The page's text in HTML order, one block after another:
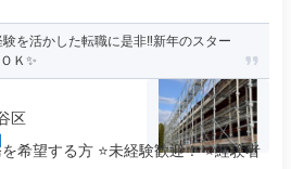
を活かした転職に是非‼新年のスター
Ｋ✨
区
希望する方 ⭐未経験歓迎！ ⭐経験者